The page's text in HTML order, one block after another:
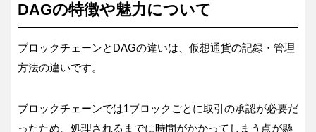
DAGの特徴や魅力について
ブロックチェーンとDAGの違いは、仮想通貨の記録・管理
方法の違いです。
ブロックチェーンでは1ブロックごとに取引の承認が必要だ
ったため、処理されるまでに時間がかかってしまう点が懸